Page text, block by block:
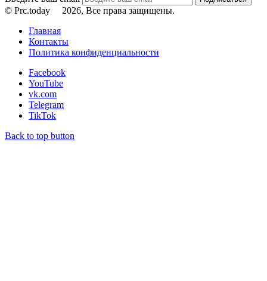
© Prc.today
2026, Все права защищены.
Главная
Контакты
Политика конфиденциальности
Facebook
YouTube
vk.com
Telegram
TikTok
Back to top button